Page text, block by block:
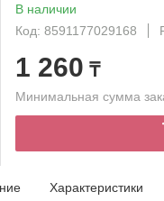
В наличии
Код: 8591177029168
1 260 ₸
Минимальная сумма
Характеристики